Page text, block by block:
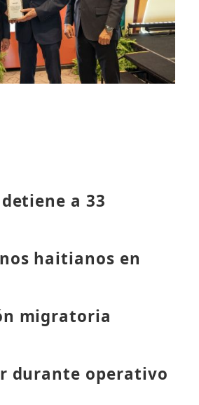
a 33
haitianos en
migratoria
durante operativo